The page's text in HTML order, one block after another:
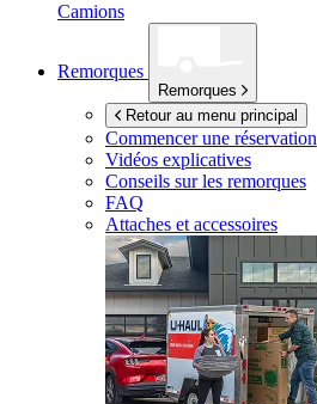
Camions
Remorques
Remorques
Retour au menu principal
Commencer une réservation
Vidéos explicatives
Conseils sur les remorques
FAQ
Attaches et accessoires